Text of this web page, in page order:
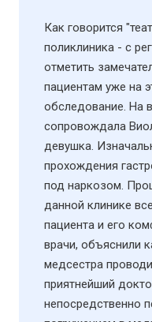
Как говорится
поликлиника - с
отметить
пациентам уже на
обследование. На
сопровождала
девушка.
прохождения
под наркозом.
данной клинике
пациента и его
врачи, объяснили
медсестра
приятнейший
непосредственно